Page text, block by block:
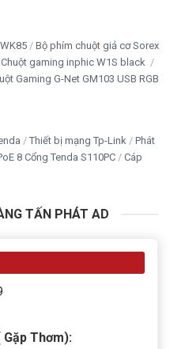
Bộ phím chuột giả cơ Sorex
Chuột gaming inphic W1S black
Gaming G-Net GM103 USB RGB
Thiết bị mạng Tp-Link
Phát
8 Cổng Tenda S110PC
Cáp
TẤN PHÁT AD
Gặp Thơm):